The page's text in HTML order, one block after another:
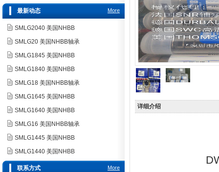
详细介绍
More
最新动态
SMLG2040 美国NHBB
SMLG20 美国NHBB轴承
SMLG1845 美国NHBB
SMLG1840 美国NHBB
SMLG18 美国NHBB轴承
SMLG1645 美国NHBB
SMLG1640 美国NHBB
SMLG16 美国NHBB轴承
SMLG1445 美国NHBB
SMLG1440 美国NHBB
More
联系方式